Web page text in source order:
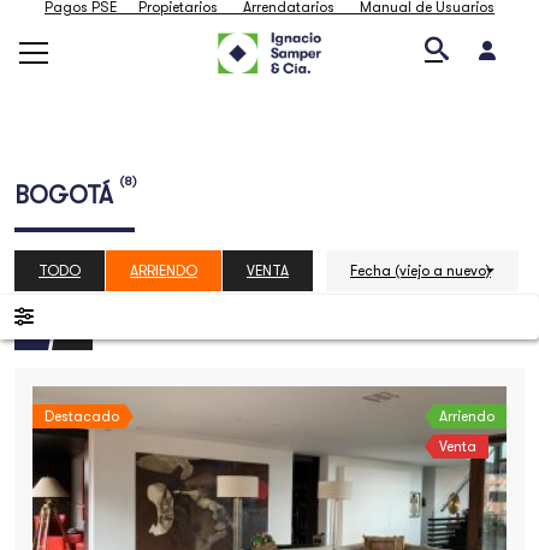
Pagos PSE Propietarios Arrendatarios Manual de Usuarios
BOGOTÁ
(8)
TODO ARRIENDO VENTA Fecha (viejo a nuevo)
Destacado
Arriendo
Venta